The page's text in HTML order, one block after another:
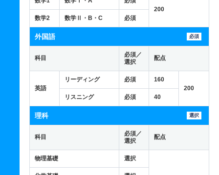
200
数学2
数学Ⅱ・B・C 必須
外国語 必須
科目
必須／
選択
配点
英語
リーディング 必須
160
200
リスニング
必須 40
理科 選択
科目
必須／
選択
配点
物理基礎 選択